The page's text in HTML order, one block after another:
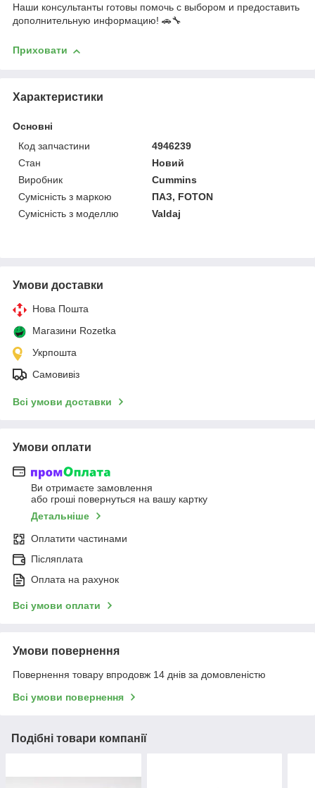
Наши консультанты готовы помочь с выбором и предоставить
дополнительную информацию! 🚗🔧
Приховати
Характеристики
Основні
Код запчастини
4946239
Стан
Новий
Виробник
Cummins
Сумісність з маркою
ПАЗ, FOTON
Сумісність з моделлю
Valdaj
Умови доставки
Нова Пошта
Магазини Rozetka
Укрпошта
Самовивіз
Всі умови доставки
Умови оплати
Ви отримаєте замовлення
або гроші повернуться на вашу картку
Детальніше
Оплатити частинами
Післяплата
Оплата на рахунок
Всі умови оплати
Умови повернення
Повернення товару впродовж 14 днів за домовленістю
Всі умови повернення
Подібні товари компанії